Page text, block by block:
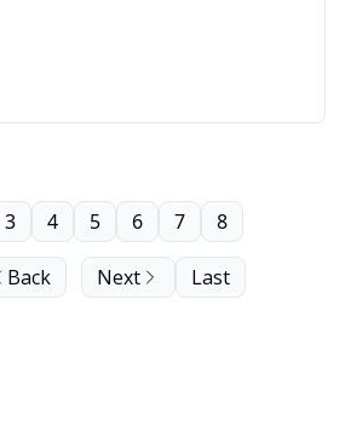
Back
3 4 5 6 7 8
Next Last